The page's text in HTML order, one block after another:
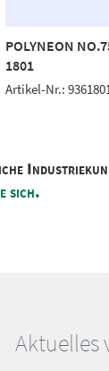
POLYNEON
1801
Artikel-Nr.:
sich.
Aktuelles